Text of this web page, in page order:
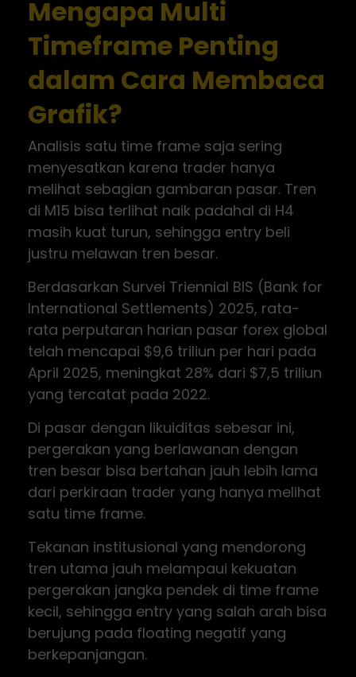
Mengapa Multi
Timeframe Penting
dalam Cara Membaca
Grafik?
Analisis satu time frame saja sering
menyesatkan karena trader hanya
melihat sebagian gambaran pasar. Tren
di M15 bisa terlihat naik padahal di H4
masih kuat turun, sehingga entry beli
justru melawan tren besar.
Berdasarkan Survei Triennial BIS (Bank for
International Settlements) 2025, rata-
rata perputaran harian pasar forex global
telah mencapai $9,6 triliun per hari pada
April 2025, meningkat 28% dari $7,5 triliun
yang tercatat pada 2022.
Di pasar dengan likuiditas sebesar ini,
pergerakan yang berlawanan dengan
tren besar bisa bertahan jauh lebih lama
dari perkiraan trader yang hanya melihat
satu time frame.
Tekanan institusional yang mendorong
tren utama jauh melampaui kekuatan
pergerakan jangka pendek di time frame
kecil, sehingga entry yang salah arah bisa
berujung pada floating negatif yang
berkepanjangan.